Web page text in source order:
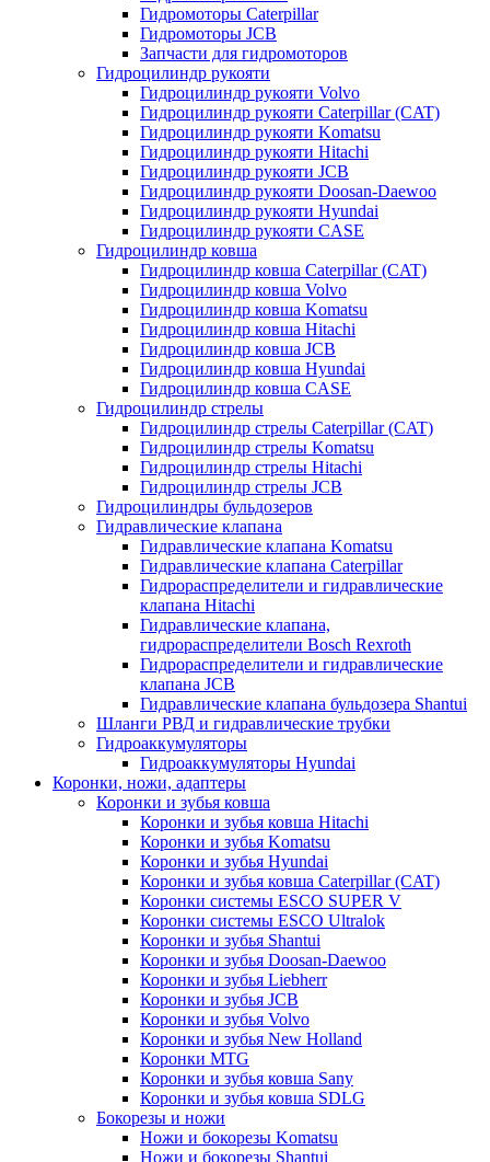
Гидромоторы Caterpillar
Гидромоторы JCB
Запчасти для гидромоторов
Гидроцилиндр рукояти
Гидроцилиндр рукояти Volvo
Гидроцилиндр рукояти Caterpillar (CAT)
Гидроцилиндр рукояти Komatsu
Гидроцилиндр рукояти Hitachi
Гидроцилиндр рукояти JCB
Гидроцилиндр рукояти Doosan-Daewoo
Гидроцилиндр рукояти Hyundai
Гидроцилиндр рукояти CASE
Гидроцилиндр ковша
Гидроцилиндр ковша Caterpillar (CAT)
Гидроцилиндр ковша Volvo
Гидроцилиндр ковша Komatsu
Гидроцилиндр ковша Hitachi
Гидроцилиндр ковша JCB
Гидроцилиндр ковша Hyundai
Гидроцилиндр ковша CASE
Гидроцилиндр стрелы
Гидроцилиндр стрелы Caterpillar (CAT)
Гидроцилиндр стрелы Komatsu
Гидроцилиндр стрелы Hitachi
Гидроцилиндр стрелы JCB
Гидроцилиндры бульдозеров
Гидравлические клапана
Гидравлические клапана Komatsu
Гидравлические клапана Caterpillar
Гидрораспределители и гидравлические
клапана Hitachi
Гидравлические клапана,
гидрораспределители Bosch Rexroth
Гидрораспределители и гидравлические
клапана JCB
Гидравлические клапана бульдозера Shantui
Шланги РВД и гидравлические трубки
Гидроаккумуляторы
Гидроаккумуляторы Hyundai
Коронки, ножи, адаптеры
Коронки и зубья ковша
Коронки и зубья ковша Hitachi
Коронки и зубья Komatsu
Коронки и зубья Hyundai
Коронки и зубья ковша Caterpillar (CAT)
Коронки системы ESCO SUPER V
Коронки системы ESCO Ultralok
Коронки и зубья Shantui
Коронки и зубья Doosan-Daewoo
Коронки и зубья Liebherr
Коронки и зубья JCB
Коронки и зубья Volvo
Коронки и зубья New Holland
Коронки MTG
Коронки и зубья ковша Sany
Коронки и зубья ковша SDLG
Бокорезы и ножи
Ножи и бокорезы Komatsu
Ножи и бокорезы Shantui